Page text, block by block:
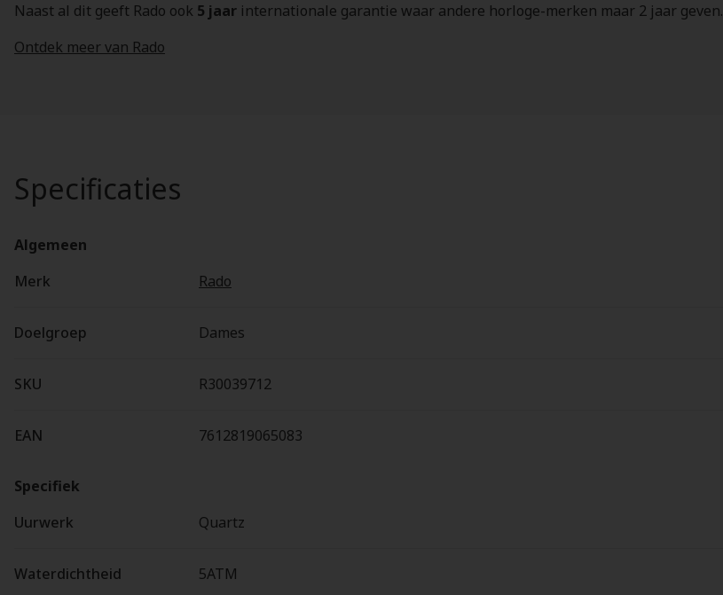
Naast al dit geeft Rado ook 5 jaar internationale garantie waar andere horloge-merken maar 2 jaar geven.
Ontdek meer van Rado
Specificaties
Algemeen
Merk
Rado
Doelgroep Dames
SKU R30039712
EAN 7612819065083
Specifiek
Uurwerk
Quartz
Waterdichtheid 5ATM